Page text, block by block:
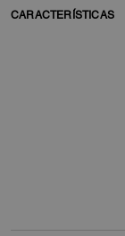
CARACTERÍSTICAS